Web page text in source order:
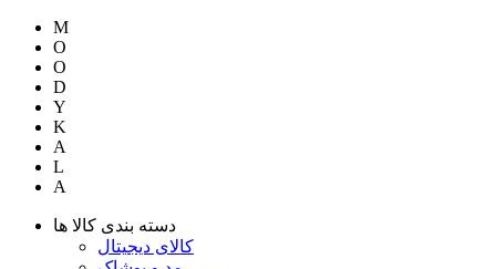
M
O
O
D
Y
K
A
L
A
دسته بندی کالا ها
کالای دیجیتال